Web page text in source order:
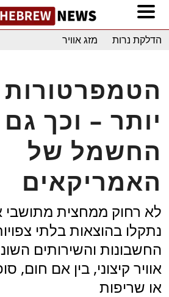
הדלקת נרות מזג אוויר
הטמפרטורות
יותר – וכך
החשמל של
האמריקאים
לא רחוק ממחצית מתושבי
נתקלו בהוצאות בלתי
החשבונות והשירותים
אוויר קיצוני, בין אם חום,
או שריפות